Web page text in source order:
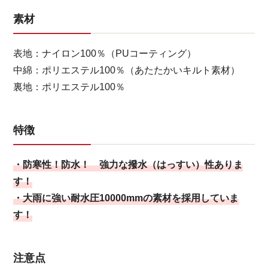
素材
表地：ナイロン100％（PUコーティング）
中綿：ポリエステル100％（あたたかいキルト素材）
裏地：ポリエステル100％
特徴
・防寒性！防水！ 強力な撥水（はっすい）性ありま
す！
・大雨に強い耐水圧10000mmの素材を採用していま
す！
注意点